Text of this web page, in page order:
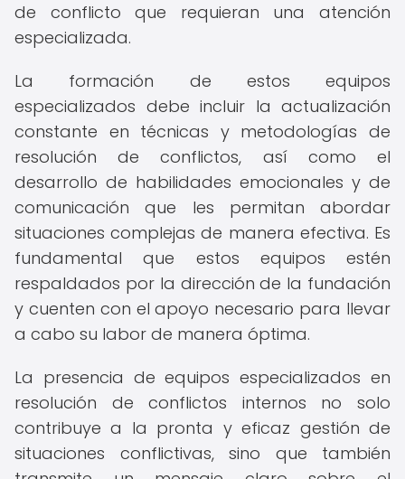
de conflicto que requieran una atención
especializada.
La formación de estos equipos
especializados debe incluir la actualización
constante en técnicas y metodologías de
resolución de conflictos, así como el
desarrollo de habilidades emocionales y de
comunicación que les permitan abordar
situaciones complejas de manera efectiva. Es
fundamental que estos equipos estén
respaldados por la dirección de la fundación
y cuenten con el apoyo necesario para llevar
a cabo su labor de manera óptima.
La presencia de equipos especializados en
resolución de conflictos internos no solo
contribuye a la pronta y eficaz gestión de
situaciones conflictivas, sino que también